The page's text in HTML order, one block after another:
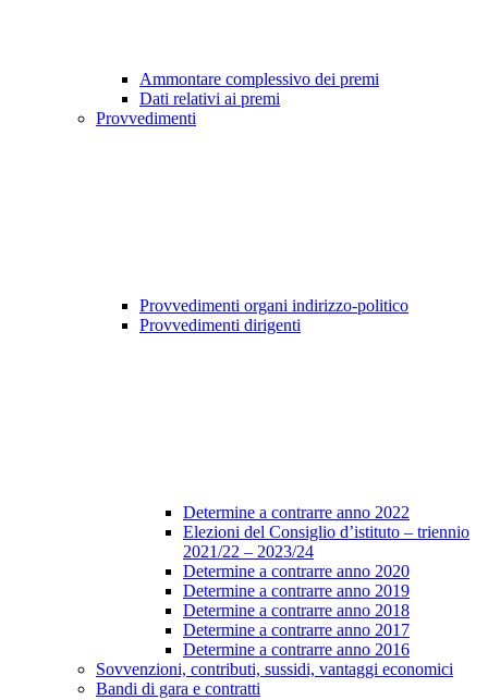
Ammontare complessivo dei premi
Dati relativi ai premi
Provvedimenti
Provvedimenti organi indirizzo-politico
Provvedimenti dirigenti
Determine a contrarre anno 2022
Elezioni del Consiglio d’istituto – triennio
2021/22 – 2023/24
Determine a contrarre anno 2020
Determine a contrarre anno 2019
Determine a contrarre anno 2018
Determine a contrarre anno 2017
Determine a contrarre anno 2016
Sovvenzioni, contributi, sussidi, vantaggi economici
Bandi di gara e contratti